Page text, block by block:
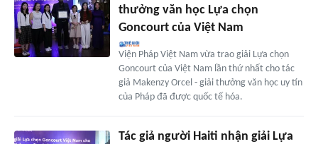
thưởng văn học Lựa chọn
Goncourt của Việt Nam
Viện Pháp Việt Nam vừa trao giải Lựa chọn
Goncourt của Việt Nam lần thứ nhất cho tác
giả Makenzy Orcel - giải thưởng văn học uy tín
của Pháp đã được quốc tế hóa.
Tác giả người Haiti nhận giải Lựa